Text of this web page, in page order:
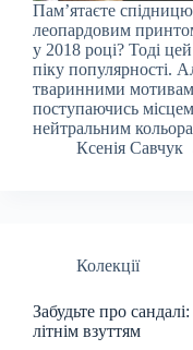
Пам’ятаєте
леопардовим
у 2018 році? Тоді
піку популярності.
тваринними
поступаючись
нейтральним
Ксенія Савчук
Колекції
Забудьте про
літнім взуттям